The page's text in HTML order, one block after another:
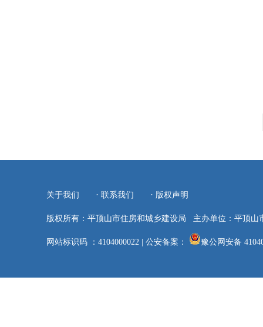
关于我们 · 联系我们 · 版权声明
版权所有：平顶山市住房和城乡建设局 主办单位：平顶山
网站标识码 ：4104000022| 公安备案： 豫公网安备